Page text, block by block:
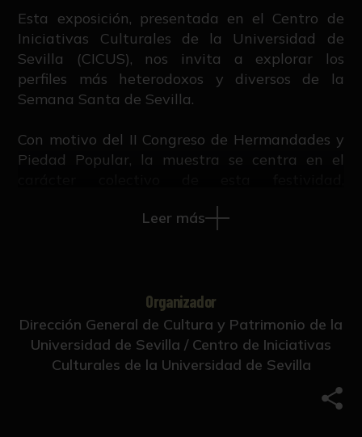
Esta exposición, presentada en el Centro de
Iniciativas Culturales de la Universidad de
Sevilla (CICUS), nos invita a explorar los
perfiles más heterodoxos y diversos de la
Semana Santa de Sevilla.
Con motivo del II Congreso de Hermandades y
Piedad Popular, la muestra se centra en el
tradicionales para adentrarse en las
A través de una selección de fotografías,
documentos y revistas, la exposición refleja
cómo esta tradición, más allá de los lugares de
culto, también se vive en las calles y barrios de
Las piezas no sólo dejan palpar el fervor
Leer más
Organizador
Dirección General de Cultura y Patrimonio de la
Universidad de Sevilla / Centro de Iniciativas
Culturales de la Universidad de Sevilla